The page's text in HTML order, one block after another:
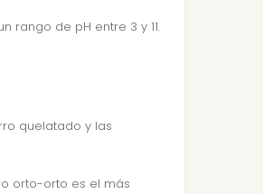
rango de pH entre 3 y 11.
quelatado y las
orto-orto es el más